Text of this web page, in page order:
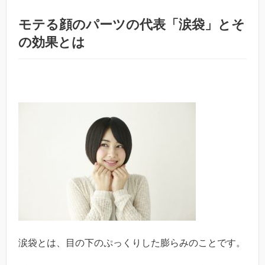
モテる顔のパーツの代表「涙袋」とそ
の効果とは
涙袋とは、目の下のぷっくりした膨らみのことです。